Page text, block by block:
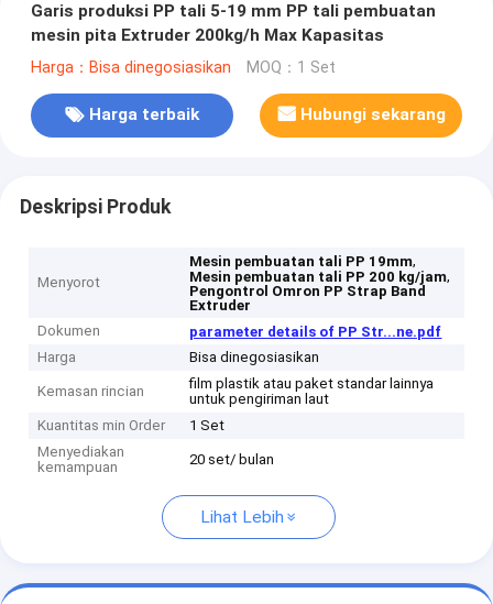
Garis produksi PP tali 5-19 mm PP tali pembuatan
mesin pita Extruder 200kg/h Max Kapasitas
Harga：Bisa dinegosiasikan MOQ：1 Set
Harga terbaik Hubungi sekarang
Deskripsi Produk
Menyorot
Mesin pembuatan tali PP 19mm,
Mesin pembuatan tali PP 200 kg/jam,
Pengontrol Omron PP Strap Band
Extruder
Dokumen
parameter details of PP Str...ne.pdf
Harga
Bisa dinegosiasikan
Kemasan rincian
film plastik atau paket standar lainnya
untuk pengiriman laut
Kuantitas min Order
1 Set
Menyediakan
kemampuan
20 set/ bulan
Lihat Lebih